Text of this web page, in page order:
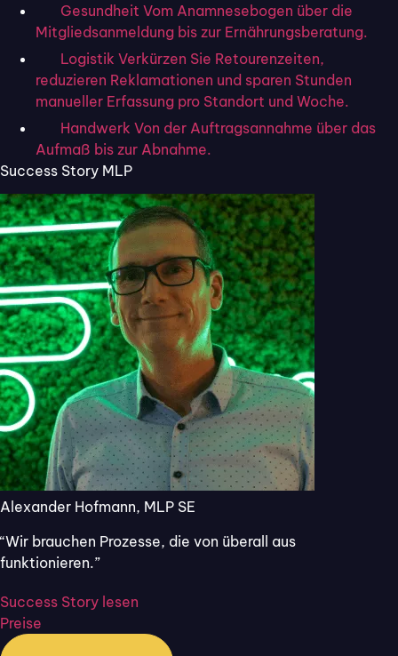
Gesundheit Vom Anamnesebogen über die
Mitgliedsanmeldung bis zur Ernährungsberatung.
Logistik Verkürzen Sie Retourenzeiten,
reduzieren Reklamationen und sparen Stunden
manueller Erfassung pro Standort und Woche.
Handwerk Von der Auftragsannahme über das
Aufmaß bis zur Abnahme.
Success Story MLP
Alexander Hofmann, MLP SE
“Wir brauchen Prozesse, die von überall aus
funktionieren.”
Success Story lesen
Preise
Kostenloses Video erklärt:
So holen Sie
Kundenunterschriften mit
Flixcheck schnell & einfach
digital ein.
Spart Zeit und Portokosten
Gleichwertig mit Unterschriften auf Papier
100% DSGVO konform
Video auf YouTube ansehen
Digital Unterschreiben auf dem
Tablet: Leitfaden
Wenn Sie auf einem Tablet unterschreiben wollen,